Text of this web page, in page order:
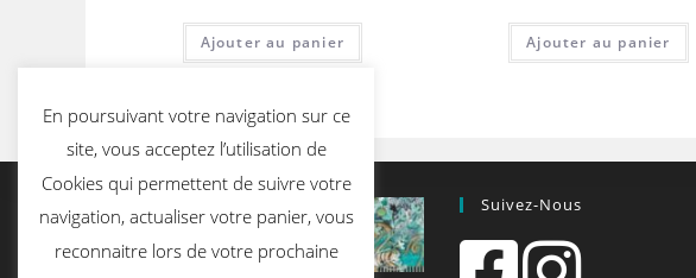
Ajouter au panier Ajouter au panier
Suivez-Nous
En poursuivant votre navigation sur ce
site, vous acceptez l’utilisation de
Cookies qui permettent de suivre votre
navigation, actualiser votre panier, vous
reconnaitre lors de votre prochaine